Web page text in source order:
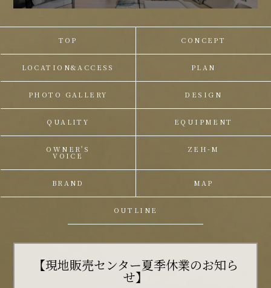
TOP CONCEPT
LOCATION&ACCESS PLAN
PHOTO GALLERY DESIGN
QUALITY EQUIPMENT
OWNER'S
VOICE
ZEH-M
BRAND MAP
OUTLINE
【現地販売センター夏季休業のお知ら
せ】